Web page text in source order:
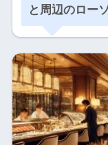
と周辺のロー